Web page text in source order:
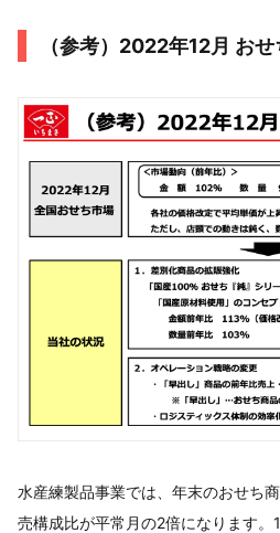
（参考）2022年12月 お
水産練製品事業では、年末のおせち
売構成比が平常月の2倍になります